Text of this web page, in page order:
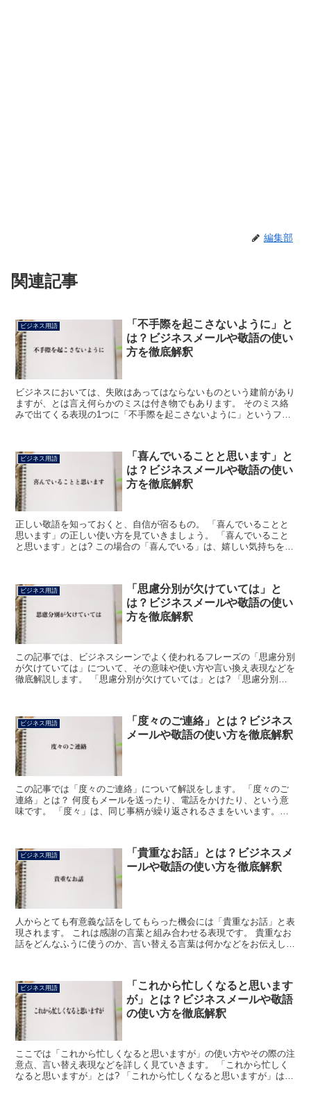
編集部
関連記事
ビジネス用語
「不手際を起こさないように」と
は？ビジネスメールや敬語の使い
方を徹底解釈
ビジネスにおいては、失敗はあってはならないものという建前があり
ますが、とは言え何らかのミスは付き物でもあります。 そのミス絡
みで出てくる表現の1つに「不手際を起こさないように」というフレ
ビジネス用語
「喜んでいることと思います」と
は？ビジネスメールや敬語の使い
方を徹底解釈
正しい敬語を知っておくと、自信が宿るもの。 「喜んでいることと
思います」の正しい使い方を見ていきましょう。 「喜んでいること
と思います」とは? この場合の「喜んでいる」は、嬉しい気持ちを示
ビジネス用語
「思慮分別が欠けていては」と
は？ビジネスメールや敬語の使い
方を徹底解釈
この記事では、ビジネスシーンでよく使われるフレーズの「思慮分別
が欠けていては」について、その意味や使い方や言い換え表現などを
徹底解説します。 「思慮分別が欠けていては」とは? 「思慮分別が
ビジネス用語
「度々のご連絡」とは？ビジネス
メールや敬語の使い方を徹底解釈
この記事では「度々のご連絡」について解説をします。 「度々のご
連絡」とは？ 何度もメールを送ったり、電話をかけたり、という意
味です。 「度々」は、同じ事柄が繰り返されるさまをいいます。
ビジネス用語
「貴重なお話」とは？ビジネスメ
ールや敬語の使い方を徹底解釈
人からとても有意義な話をしてもらった機会には「貴重なお話」と表
現されます。 これは感謝の言葉と組み合わせる表現です。 貴重なお
話をどんなふうに使うのか、言い替える言葉は何かなどをお伝えしま
ビジネス用語
「これから忙しくなると思います
が」とは？ビジネスメールや敬語
の使い方を徹底解釈
ここでは「これから忙しくなると思いますが」の使い方やその際の注
意点、言い替え表現などを詳しく見ていきます。 「これから忙しく
なると思いますが」とは? 「これから忙しくなると思いますが」は、